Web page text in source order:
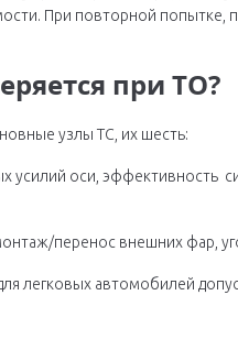
При повторной
при ТО?
узлы ТС, их шесть:
усилий оси, эффективность
перенос внешних фар,
легковых автомобилей